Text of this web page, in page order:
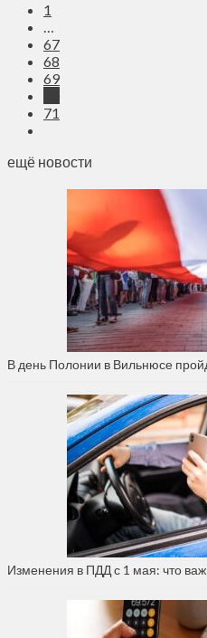
1
…
67
68
69
71
ещё новости
В день Полонии в Вильнюсе
Изменения в ПДД с 1 мая: что